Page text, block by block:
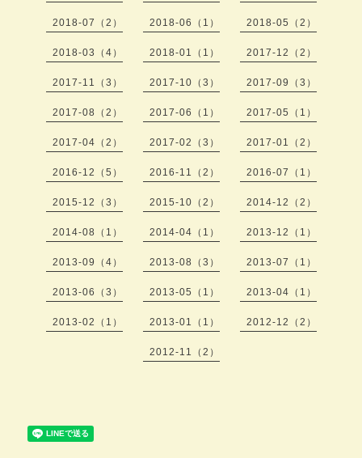
2018-07（2） 2018-06（1） 2018-05（2）
2018-03（4） 2018-01（1） 2017-12（2）
2017-11（3） 2017-10（3） 2017-09（3）
2017-08（2） 2017-06（1） 2017-05（1）
2017-04（2） 2017-02（3） 2017-01（2）
2016-12（5） 2016-11（2） 2016-07（1）
2015-12（3） 2015-10（2） 2014-12（2）
2014-08（1） 2014-04（1） 2013-12（1）
2013-09（4） 2013-08（3） 2013-07（1）
2013-06（3） 2013-05（1） 2013-04（1）
2013-02（1） 2013-01（1） 2012-12（2）
2012-11（2）